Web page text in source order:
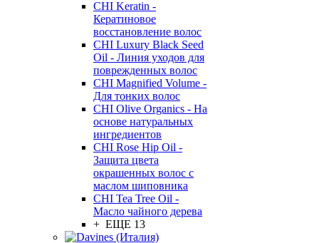
CHI Keratin -
Кератиновое
восстановление волос
CHI Luxury Black Seed
Oil - Линия уходов для
поврежденных волос
CHI Magnified Volume -
Для тонких волос
CHI Olive Organics - На
основе натуральных
ингредиентов
CHI Rose Hip Oil -
Защита цвета
окрашенных волос с
маслом шиповника
CHI Tea Tree Oil -
Масло чайного дерева
+ ЕЩЕ 13